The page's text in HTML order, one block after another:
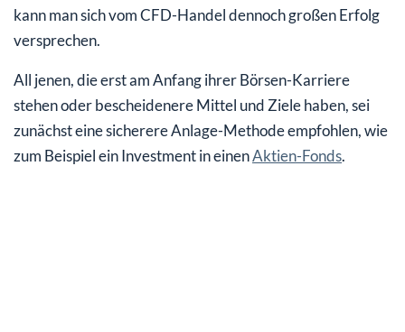
kann man sich vom CFD-Handel dennoch großen Erfolg
versprechen.
All jenen, die erst am Anfang ihrer Börsen-Karriere
stehen oder bescheidenere Mittel und Ziele haben, sei
zunächst eine sicherere Anlage-Methode empfohlen, wie
zum Beispiel ein Investment in einenAktien-Fonds.